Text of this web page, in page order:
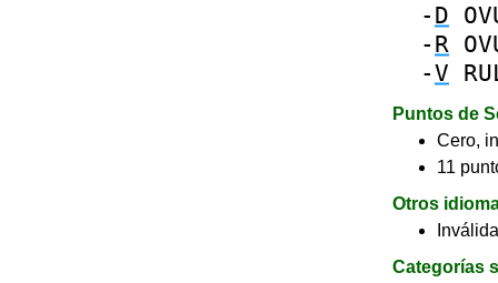
- D
- R
-V
Puntos de
Cero,
11
Otros
Categorías